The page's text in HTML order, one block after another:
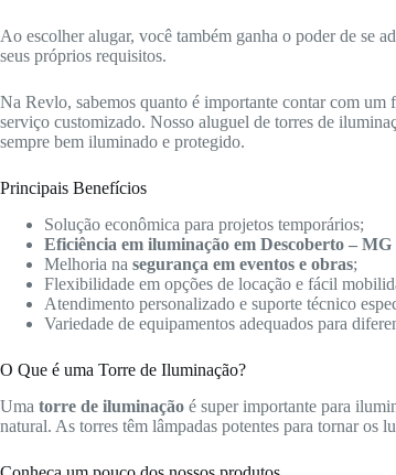
Ao escolher alugar, você também ganha o poder de se
seus próprios requisitos.
Na Revlo, sabemos quanto é importante contar com
serviço customizado. Nosso aluguel de torres de
sempre bem iluminado e protegido.
Principais Benefícios
Solução econômica para projetos temporários;
Eficiência em iluminação em Descoberto – MG
Melhoria na segurança em eventos e obras;
Flexibilidade em opções de locação e fácil
Atendimento personalizado e suporte técnico
Variedade de equipamentos adequados para
O Que é uma Torre de Iluminação?
Uma torre de iluminação é super importante para
natural. As torres têm lâmpadas potentes para tornar os